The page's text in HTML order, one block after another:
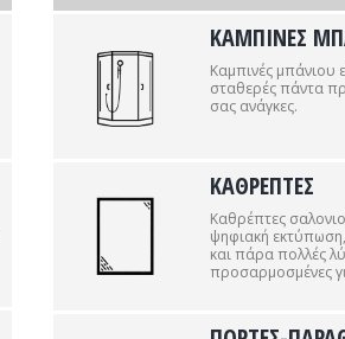
ΚΑΜΠΙΝΕΣ
Καμπινές μπάνιου
σταθερές πάντα
σας ανάγκες.
ΚΑΘΡΕΠΤΕΣ
Καθρέπτες
ψηφιακή
και πάρα πολλές
προσαρμοσμένες